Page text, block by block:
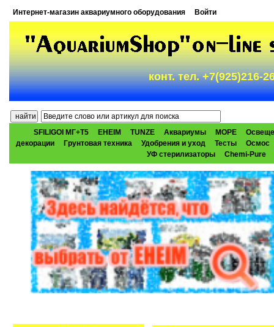
Интернет-магазин аквариумного оборудования Войти
конт. тел. +7(925)216-
SFILIGOI МГ+Т5 EHEIM TUNZE Аквариумы МОРЕ
декорации
Грунтовая техника Удобрения и уход Тесты
Осмос
УФ стерилизаторы
Chemi-Pure